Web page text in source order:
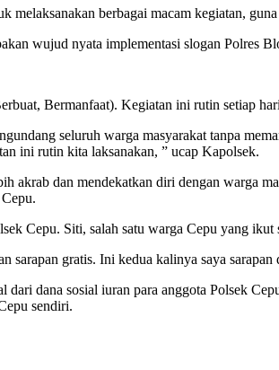
melaksanakan berbagai macam kegiatan,
wujud nyata implementasi slogan Polres
Bermanfaat). Kegiatan ini rutin setiap
seluruh warga masyarakat tanpa
ini rutin kita laksanakan, ” ucap Kapolsek.
akrab dan mendekatkan diri dengan warga
Cepu. Siti, salah satu warga Cepu yang ikut
gratis. Ini kedua kalinya saya
dari dana sosial iuran para anggota Polsek
sendiri.